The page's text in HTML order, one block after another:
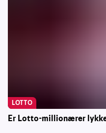
Er Lotto-millionærer
LOTTO